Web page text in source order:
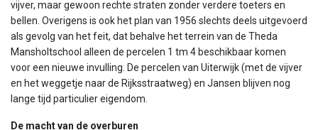
vijver, maar gewoon rechte straten zonder verdere toeters en
bellen. Overigens is ook het plan van 1956 slechts deels uitgevoerd
als gevolg van het feit, dat behalve het terrein van de Theda
Mansholtschool alleen de percelen 1 tm 4 beschikbaar komen
voor een nieuwe invulling. De percelen van Uiterwijk (met de vijver
en het weggetje naar de Rijksstraatweg) en Jansen blijven nog
lange tijd particulier eigendom.
De macht van de overburen